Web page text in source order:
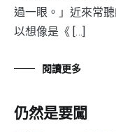
過一眼。」近來常
以想像是《 […]
閱讀更多
仍然是要闖